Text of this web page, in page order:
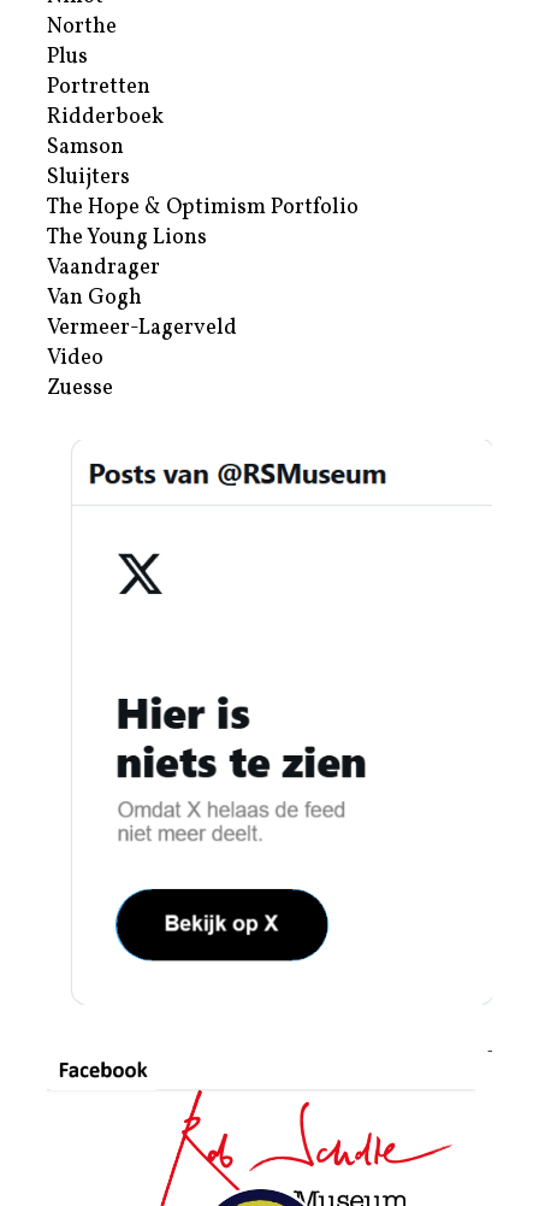
Northe
Plus
Portretten
Ridderboek
Samson
Sluijters
The Hope & Optimism Portfolio
The Young Lions
Vaandrager
Van Gogh
Vermeer-Lagerveld
Video
Zuesse